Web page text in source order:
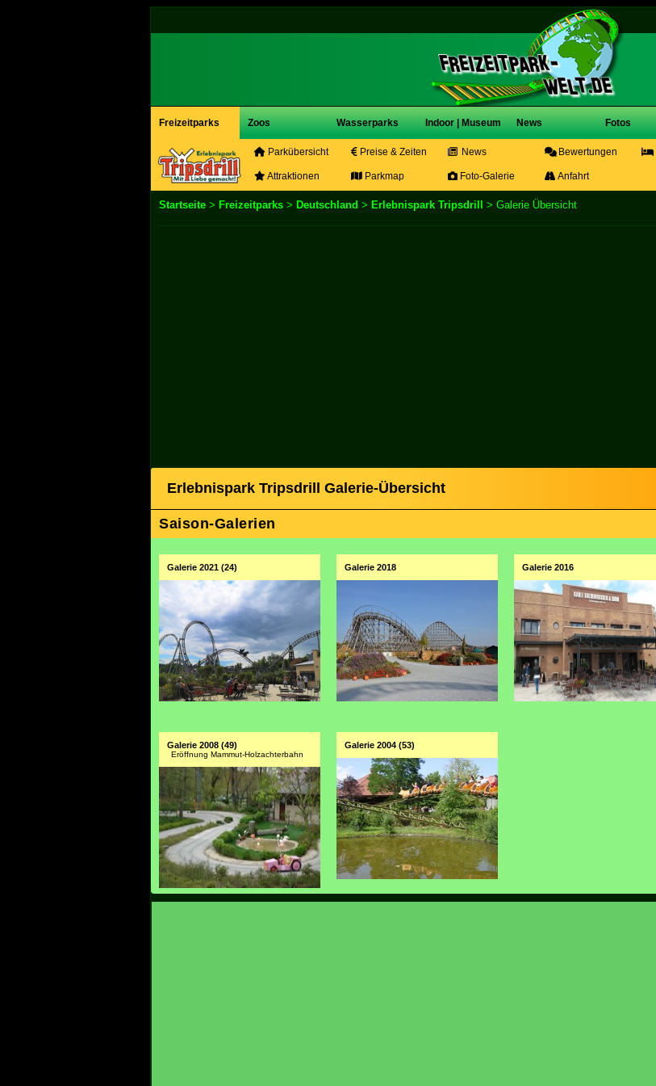
Freizeitparks Zoos Wasserparks Indoor | Museum News Fotos
Parkübersicht Preise & Zeiten News Bewertungen
Attraktionen Parkmap Foto-Galerie Anfahrt
Startseite > Freizeitparks > Deutschland > Erlebnispark Tripsdrill > Galerie Übersicht
Erlebnispark Tripsdrill Galerie-Übersicht
Saison-Galerien
Galerie 2021 (24) Galerie 2018 Galerie 2016
Galerie 2008 (49)
Eröffnung Mammut-Holzachterbahn
Galerie 2004 (53)